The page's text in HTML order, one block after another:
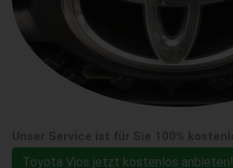
Toyota Vios jetzt kostenlos anbieten!